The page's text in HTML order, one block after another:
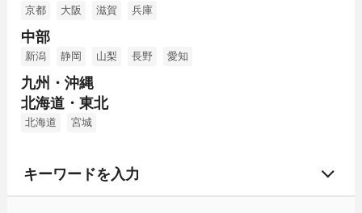
京都 大阪 滋賀 兵庫
中部
新潟 静岡 山梨 長野 愛知
九州・沖縄
北海道・東北
北海道 宮城
キーワードを入力